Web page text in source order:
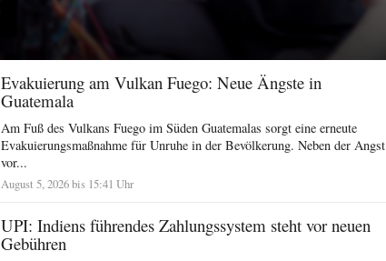
Evakuierung am Vulkan Fuego: Neue Ängste in
Guatemala
Am Fuß des Vulkans Fuego im Süden Guatemalas sorgt eine erneute
Evakuierungsmaßnahme für Unruhe in der Bevölkerung. Neben der Angst
vor...
August 5, 2026 bis 15:41 Uhr
UPI: Indiens führendes Zahlungssystem steht vor neuen
Gebühren